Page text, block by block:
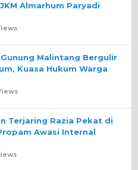
Almarhum Paryadi
Malintang Bergulir
Kuasa Hukum Warga
Terjaring Razia Pekat di
Awasi Internal